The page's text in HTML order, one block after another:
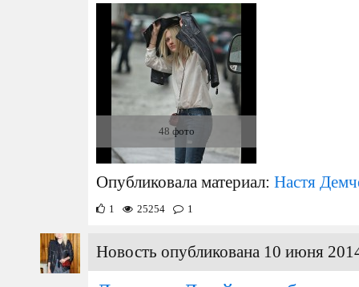
48 фото
Опубликовала материал: Настя
1 25254 1
Новость опубликована 10 июня